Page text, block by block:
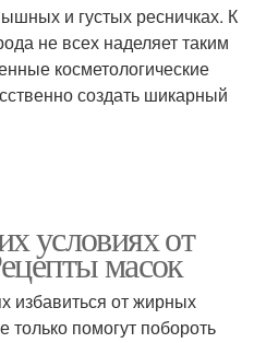
и густых ресничках. К
не всех наделяет таким
косметологические
создать шикарный
условиях от
масок
избавиться от жирных
помогут побороть